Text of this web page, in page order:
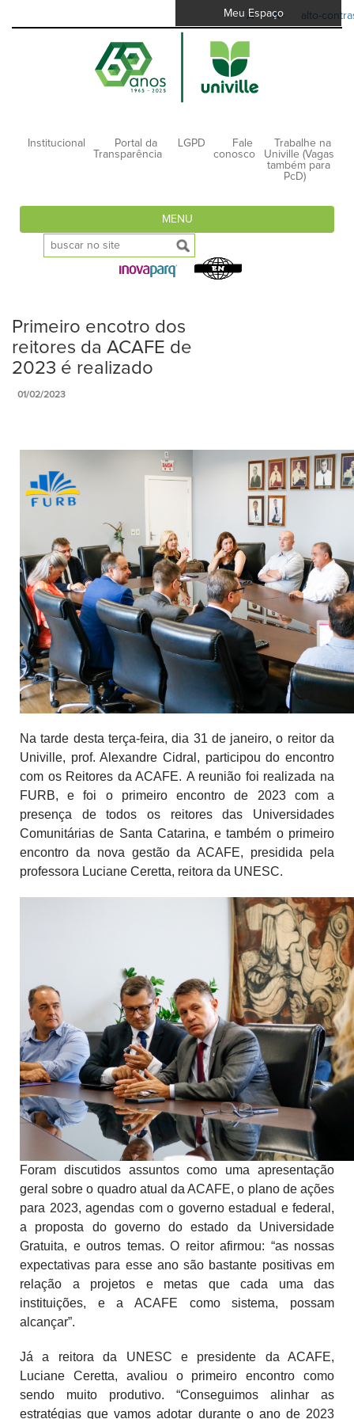
A- A+ alto-
Meu Espaço
Institucional
Portal da
Transparência
LGPD
Fale
conosco
Trabalhe na
Univille (Vagas
também para
PcD)
MENU
Primeiro encotro dos
reitores da ACAFE de
2023 é realizado
01/02/2023
Na tarde desta terça-feira, dia 31 de janeiro, o reitor da
Univille, prof. Alexandre Cidral, participou do encontro
com os Reitores da ACAFE. A reunião foi realizada na
FURB, e foi o primeiro encontro de 2023 com a
presença de todos os reitores das Universidades
Comunitárias de Santa Catarina, e também o primeiro
encontro da nova gestão da ACAFE, presidida pela
professora Luciane Ceretta, reitora da UNESC.
Foram discutidos assuntos como uma apresentação
geral sobre o quadro atual da ACAFE, o plano de ações
para 2023, agendas com o governo estadual e federal,
a proposta do governo do estado da Universidade
Gratuita, e outros temas. O reitor afirmou: “as nossas
expectativas para esse ano são bastante positivas em
relação a projetos e metas que cada uma das
instituições, e a ACAFE como sistema, possam
alcançar”.
Já a reitora da UNESC e presidente da ACAFE,
Luciane Ceretta, avaliou o primeiro encontro como
sendo muito produtivo. “Conseguimos alinhar as
estratégias que vamos adotar durante o ano de 2023